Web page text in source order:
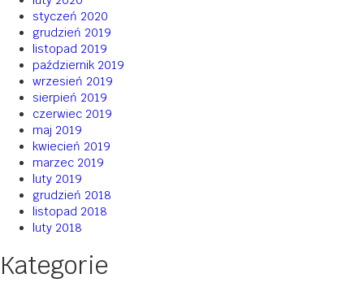
styczeń 2020
grudzień 2019
listopad 2019
październik 2019
wrzesień 2019
sierpień 2019
czerwiec 2019
maj 2019
kwiecień 2019
marzec 2019
luty 2019
grudzień 2018
listopad 2018
luty 2018
Kategorie